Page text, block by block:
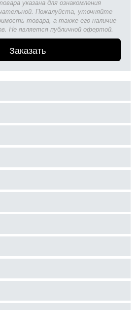
указана для ознакомления
Пожалуйста, уточняйте
товара, а также его наличие
Не является публичной офертой.
Заказать